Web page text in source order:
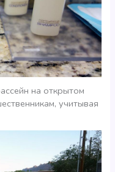
на открытом
учитывая